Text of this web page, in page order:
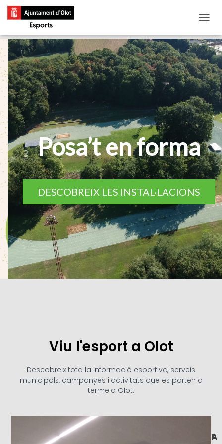
Posa’t en forma
DESCOBREIX LES INSTAL·LACIONS
Viu l'esport a Olot
Descobreix tota la informació esportiva, serveis
municipals, campanyes i activitats que es porten a
terme a Olot.
A
I
P